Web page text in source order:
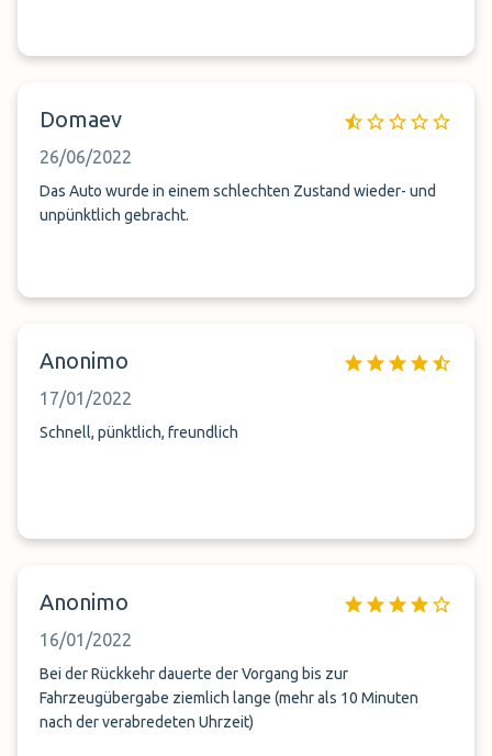
Domaev
26/06/2022
Das Auto wurde in einem schlechten Zustand wieder- und
unpünktlich gebracht.
Anonimo
17/01/2022
Schnell, pünktlich, freundlich
Anonimo
16/01/2022
Bei der Rückkehr dauerte der Vorgang bis zur
Fahrzeugübergabe ziemlich lange (mehr als 10 Minuten
nach der verabredeten Uhrzeit)